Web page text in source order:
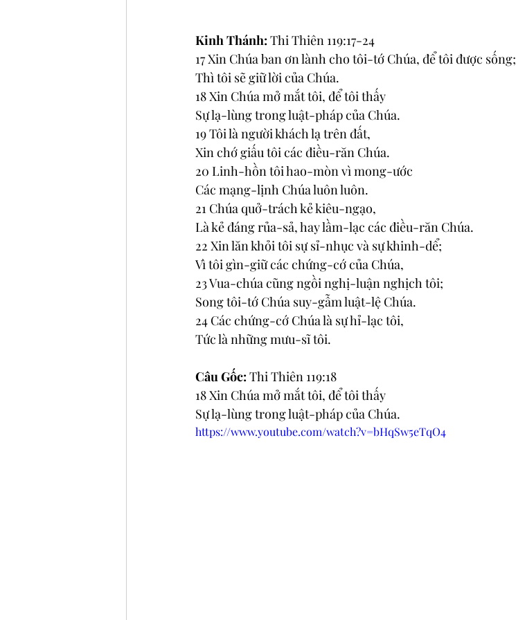
Kinh Thánh: Thi Thiên 119:17-24
17 Xin Chúa ban ơn lành cho tôi-tớ Chúa, để tôi được sống;
Thì tôi sẽ giữ lời của Chúa.
18 Xin Chúa mở mắt tôi, để tôi thấy
Sự lạ-lùng trong luật-pháp của Chúa.
19 Tôi là người khách lạ trên đất,
Xin chớ giấu tôi các điều-răn Chúa.
20 Linh-hồn tôi hao-mòn vì mong-ước
Các mạng-lịnh Chúa luôn luôn.
21 Chúa quở-trách kẻ kiêu-ngạo,
Là kẻ đáng rủa-sả, hay lầm-lạc các điều-răn Chúa.
22 Xin lăn khỏi tôi sự sỉ-nhục và sự khinh-dể;
Vì tôi gìn-giữ các chứng-cớ của Chúa,
23 Vua-chúa cũng ngồi nghị-luận nghịch tôi;
Song tôi-tớ Chúa suy-gẫm luật-lệ Chúa.
24 Các chứng-cớ Chúa là sự hỉ-lạc tôi,
Tức là những mưu-sĩ tôi.
Câu Gốc: Thi Thiên 119:18
18 Xin Chúa mở mắt tôi, để tôi thấy
Sự lạ-lùng trong luật-pháp của Chúa.
https://www.youtube.com/watch?v=bHqSw5eTqO4